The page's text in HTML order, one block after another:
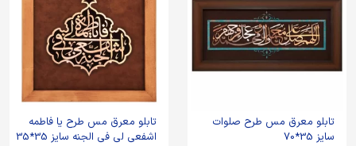
تابلو معرق مس طرح صلوات
سایز 35*70
تابلو معرق مس طرح یا فاطمه
اشفعی لی فی الجنه سایز 35*35